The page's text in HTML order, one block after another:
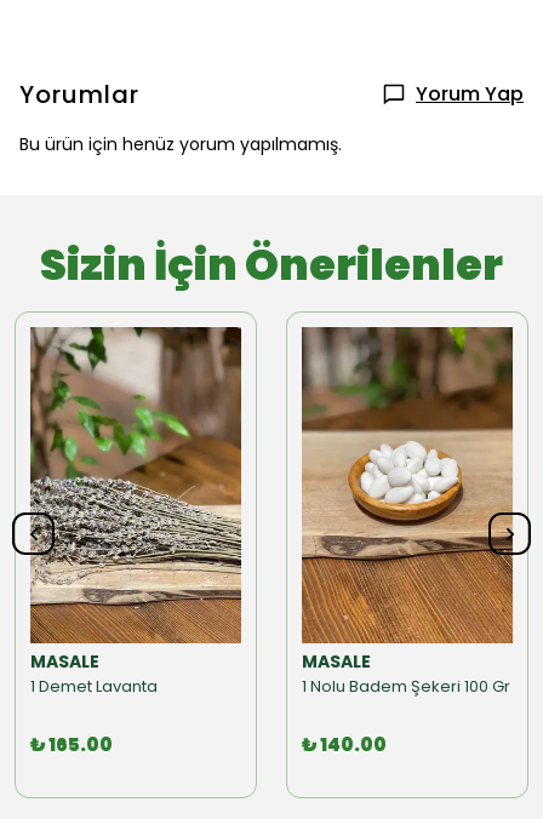
Yorumlar Yorum Yap
Bu ürün için henüz yorum yapılmamış.
Sizin İçin Önerilenler
MASALE
1 Demet Lavanta
₺ 165.00
MASALE
1 Nolu Badem Şekeri 100 Gr
₺ 140.00